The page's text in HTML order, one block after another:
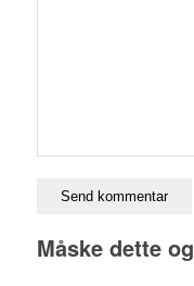
Måske dette